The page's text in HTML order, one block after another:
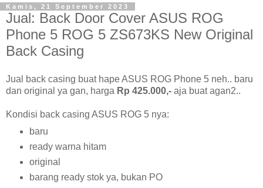
Kamis, 21 September 2023
Jual: Back Door Cover ASUS ROG
Phone 5 ROG 5 ZS673KS New Original
Back Casing
Jual back casing buat hape ASUS ROG Phone 5 neh.. baru
dan original ya gan, harga Rp 425.000,- aja buat agan2..
Kondisi back casing ASUS ROG 5 nya:
baru
ready warna hitam
original
barang ready stok ya, bukan PO